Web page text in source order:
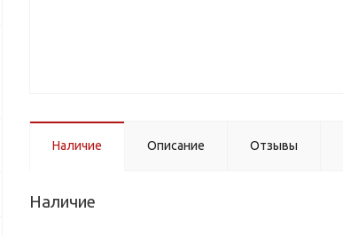
Наличие Описание Отзывы
Наличие